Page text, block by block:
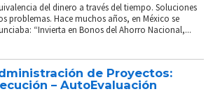
del dinero a través del tiempo. Soluciones
problemas. Hace muchos años, en México se
“Invierta en Bonos del Ahorro Nacional,...
de Proyectos:
– AutoEvaluación